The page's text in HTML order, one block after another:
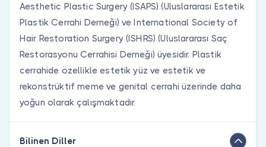
Aesthetic Plastic Surgery (ISAPS) (Uluslararası Estetik
Plastik Cerrahi Derneği) ve International Society of
Hair Restoration Surgery (ISHRS) (Uluslararası Saç
Restorasyonu Cerrahisi Derneği) üyesidir. Plastik
cerrahide özellikle estetik yüz ve estetik ve
rekonstrüktif meme ve genital cerrahi üzerinde daha
yoğun olarak çalışmaktadır.
Bilinen Diller